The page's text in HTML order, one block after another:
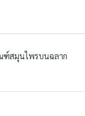
ฑ์สมุนไพรบนฉลาก